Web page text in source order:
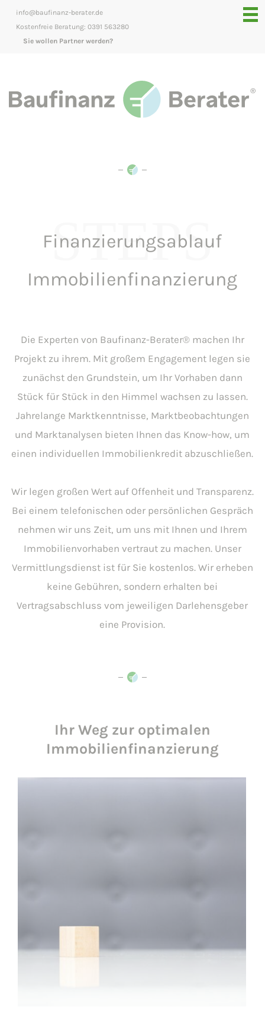
info@baufinanz-berater.de
Kostenfreie Beratung: 0391 563280
Sie wollen Partner werden?
Finanzierungsablauf
Immobilienfinanzierung
STEPS
Die Experten von Baufinanz-Berater® machen Ihr
Projekt zu ihrem. Mit großem Engagement legen sie
zunächst den Grundstein, um Ihr Vorhaben dann
Stück für Stück in den Himmel wachsen zu lassen.
Jahrelange Marktkenntnisse, Marktbeobachtungen
und Marktanalysen bieten Ihnen das Know-how, um
einen individuellen Immobilienkredit abzuschließen.
Wir legen großen Wert auf Offenheit und Transparenz.
Bei einem telefonischen oder persönlichen Gespräch
nehmen wir uns Zeit, um uns mit Ihnen und Ihrem
Immobilienvorhaben vertraut zu machen. Unser
Vermittlungsdienst ist für Sie kostenlos. Wir erheben
keine Gebühren, sondern erhalten bei
Vertragsabschluss vom jeweiligen Darlehensgeber
eine Provision.
Ihr Weg zur optimalen
Immobilienfinanzierung